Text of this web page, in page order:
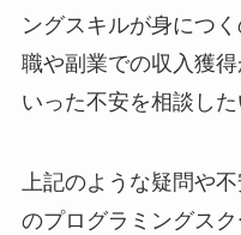
ングスキルが身につ
職や副業での収入獲
いった不安を相談した
上記のような疑問や
のプログラミングス